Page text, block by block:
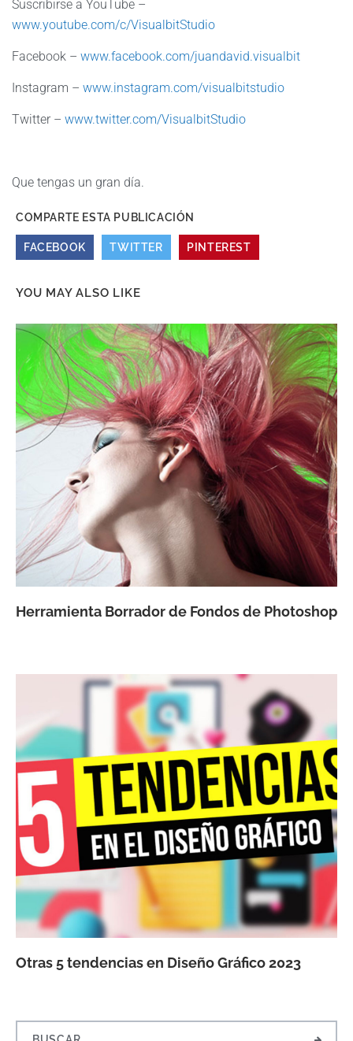
Suscribirse a YouTube –
www.youtube.com/c/VisualbitStudio
Facebook – www.facebook.com/juandavid.visualbit
Instagram – www.instagram.com/visualbitstudio
Twitter – www.twitter.com/VisualbitStudio
Que tengas un gran día.
COMPARTE ESTA PUBLICACIÓN
FACEBOOK TWITTER PINTEREST
YOU MAY ALSO LIKE
Herramienta Borrador de Fondos de Photoshop
Otras 5 tendencias en Diseño Gráfico 2023